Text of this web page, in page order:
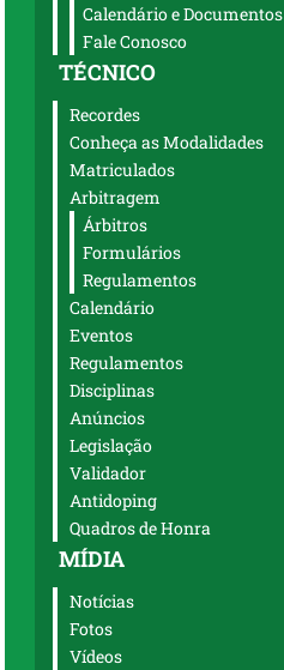
Calendário e Documentos
Fale Conosco
TÉCNICO
Recordes
Conheça as Modalidades
Matriculados
Arbitragem
Árbitros
Formulários
Regulamentos
Calendário
Eventos
Regulamentos
Disciplinas
Anúncios
Legislação
Validador
Antidoping
Quadros de Honra
MÍDIA
Notícias
Fotos
Vídeos